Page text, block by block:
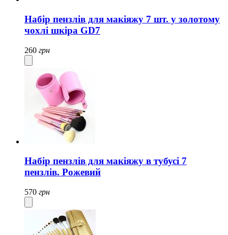
Набір пензлів для макіяжу 7 шт. у золотому
чохлі шкіра GD7
260 грн
Набір пензлів для макіяжу в тубусі 7
пензлів. Рожевий
570 грн